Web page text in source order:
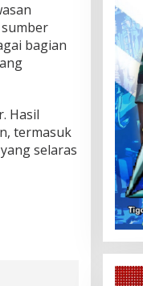
bagian
Hasil
termasuk
selaras